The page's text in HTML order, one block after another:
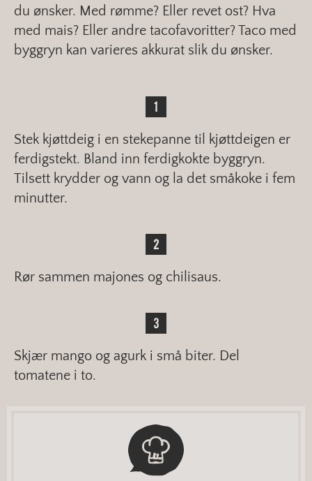
du ønsker. Med rømme? Eller revet ost? Hva
med mais? Eller andre tacofavoritter? Taco med
byggryn kan varieres akkurat slik du ønsker.
Stek kjøttdeig i en stekepanne til kjøttdeigen er
ferdigstekt. Bland inn ferdigkokte byggryn.
Tilsett krydder og vann og la det småkoke i fem
minutter.
Rør sammen majones og chilisaus.
Skjær mango og agurk i små biter. Del
tomatene i to.